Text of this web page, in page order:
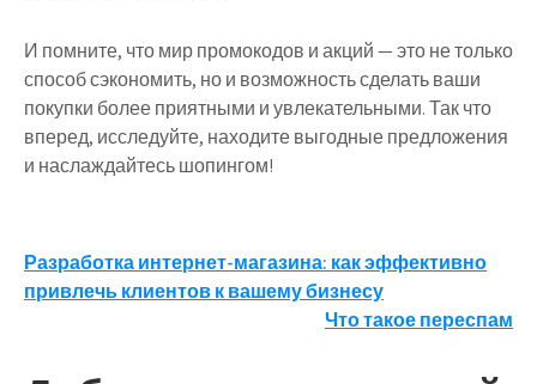
И помните, что мир промокодов и акций — это не только
способ сэкономить, но и возможность сделать ваши
покупки более приятными и увлекательными. Так что
вперед, исследуйте, находите выгодные предложения
и наслаждайтесь шопингом!
Навигация
по
Разработка интернет-магазина: как эффективно
привлечь клиентов к вашему бизнесу
Что такое переспам